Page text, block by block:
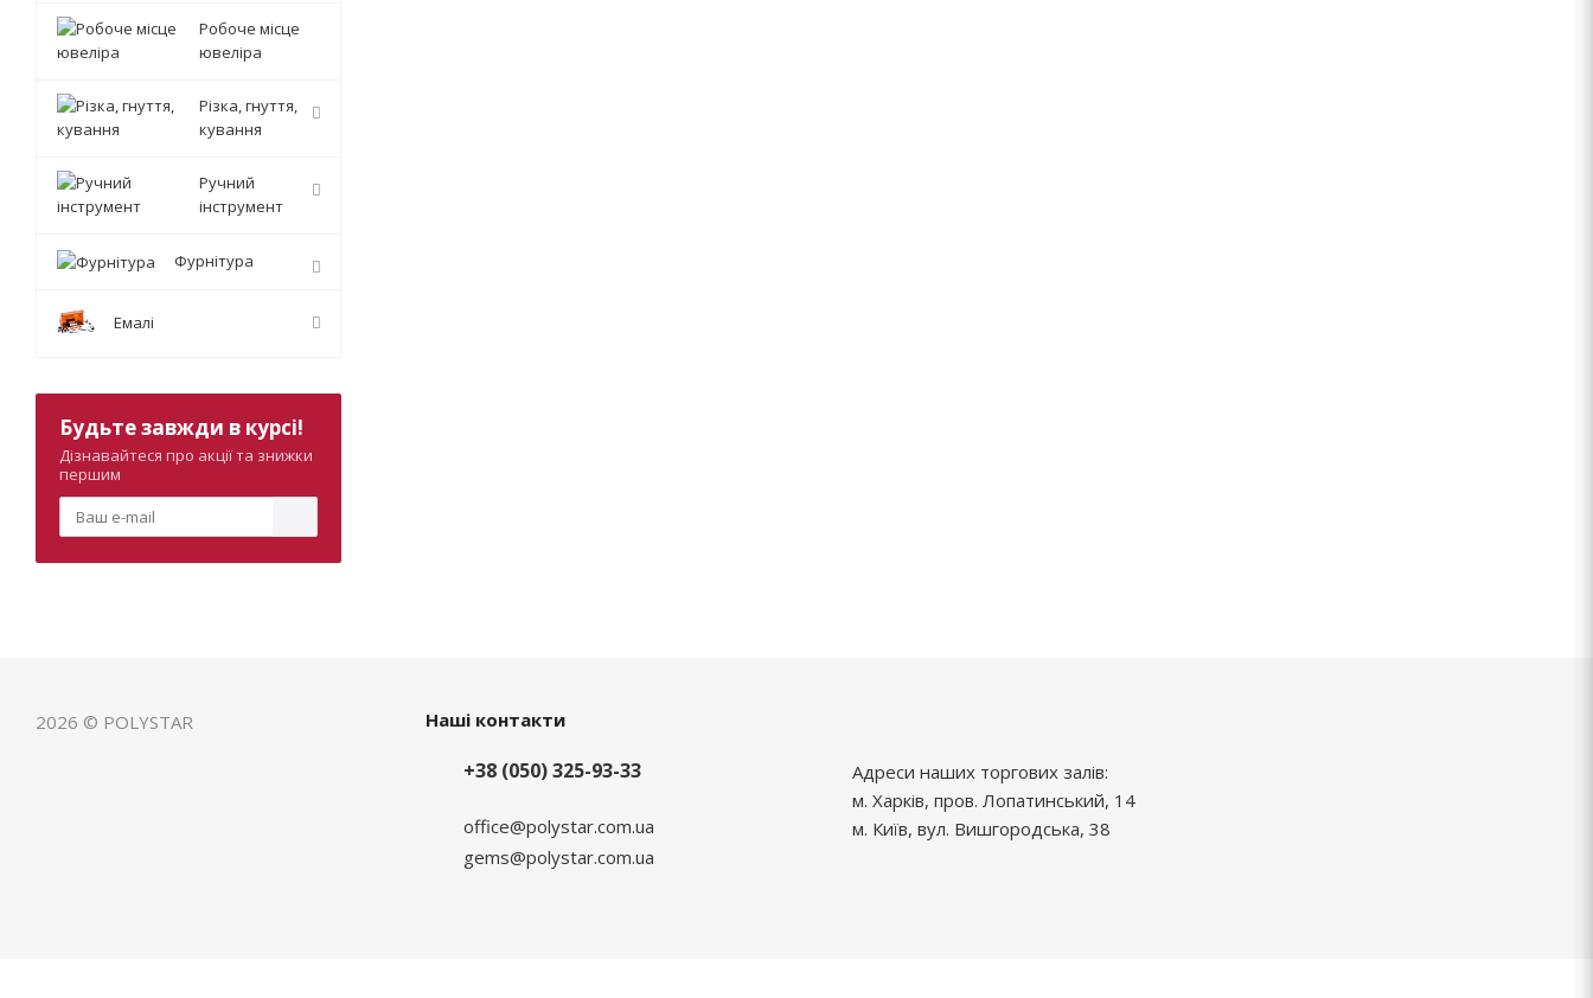
Робоче місце
ювеліра
Різка, гнуття,
кування
Ручний
інструмент
Фурнітура
Емалі
Будьте завжди в курсі!
Дізнавайтеся про акції та знижки
першим
2026 © POLYSTAR Наші контакти
+38 (050) 325-93-33
office@polystar.com.ua
gems@polystar.com.ua
Адреси наших торгових залів:
м. Харків, пров. Лопатинський, 14
м. Київ, вул. Вишгородська, 38